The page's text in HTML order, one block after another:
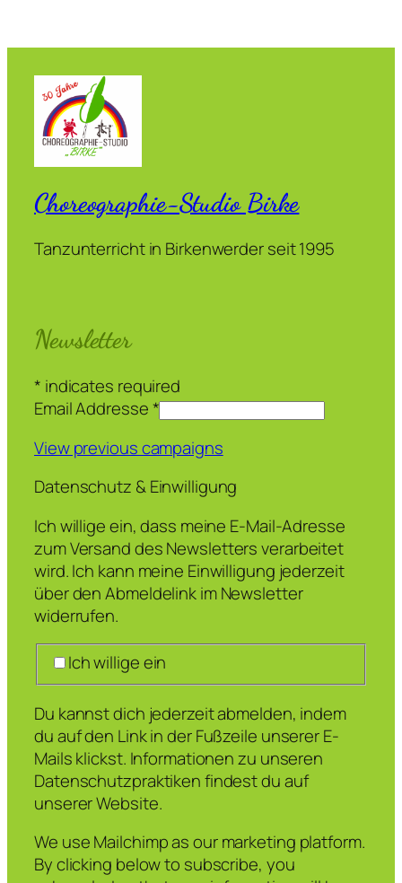
Choreographie-Studio Birke
Tanzunterricht in Birkenwerder seit 1995
Newsletter
* indicates required
Email Addresse*
View previous campaigns
Datenschutz & Einwilligung
Ich willige ein, dass meine E-Mail-Adresse
zum Versand des Newsletters verarbeitet
wird. Ich kann meine Einwilligung jederzeit
über den Abmeldelink im Newsletter
widerrufen.
Ich willige ein
Du kannst dich jederzeit abmelden, indem
du auf den Link in der Fußzeile unserer E-
Mails klickst. Informationen zu unseren
Datenschutzpraktiken findest du auf
unserer Website.
We use Mailchimp as our marketing platform.
By clicking below to subscribe, you